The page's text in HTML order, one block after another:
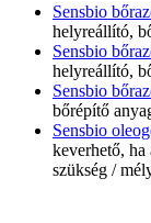
Sensbio
helyreállító,
Sensbio
helyreállító,
Sensbio
bőrépítő
Sensbio
keverhető, ha
szükség /